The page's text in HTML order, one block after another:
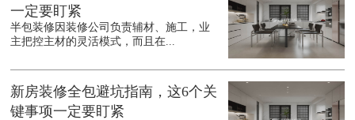
一定要盯紧
半包装修因装修公司负责辅材、施工，业
主把控主材的灵活模式，而且在...
新房装修全包避坑指南，这6个关
键事项一定要盯紧